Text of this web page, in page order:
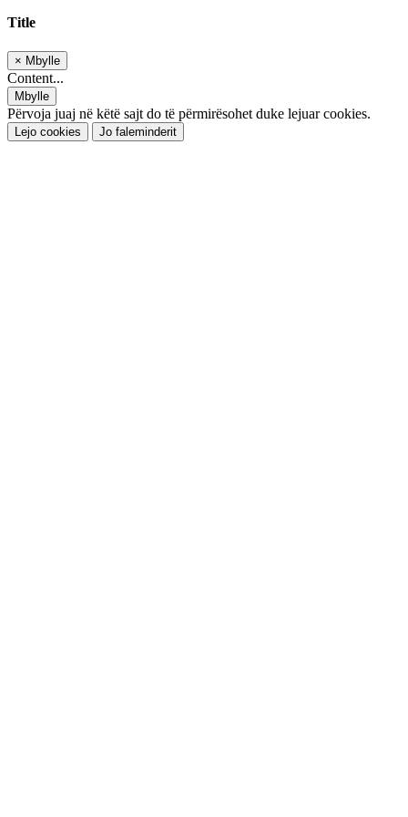
Title
× Mbylle
Content...
Mbylle
Përvoja juaj në këtë sajt do të përmirësohet duke lejuar cookies.
Lejo cookies Jo faleminderit